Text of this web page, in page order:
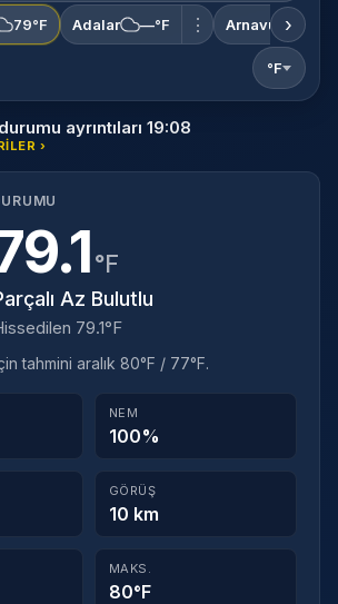
79°F Adalar —°F ⋮ Arnavutköy
›
°F
ayrıntıları 19:08
›
°F
Az Bulutlu
79.1°F
tahmini aralık 80°F / 77°F.
NEM
100%
GÖRÜŞ
10 km
MAKS.
80°F